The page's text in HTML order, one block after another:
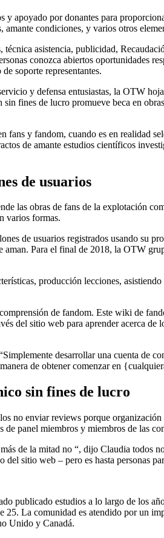
apoyado por donantes para
condiciones, y varios otros
asistencia, publicidad,
conozca abiertos oportunidades
soporte representantes.
y defensa entusiastas, la OTW
fines de lucro promueve beca en
y fandom, cuando es en realidad
de amante estudios científicos
de usuarios
las obras de fans de la explotación
varios formas.
de usuarios registrados usando su
Para el final de 2018, la OTW
producción lecciones,
de fandom. Este wiki de
del sitio web para aprender acerca de
desarrollar una cuenta de
de obtener comenzar en
sin fines de lucro
no enviar reviews porque
panel miembros y miembros de las
de la mitad no “, dijo Claudia todos
sitio web – pero es hasta personas
publicado estudios a lo largo de los
La comunidad es atendido por un
Unido y Canadá.